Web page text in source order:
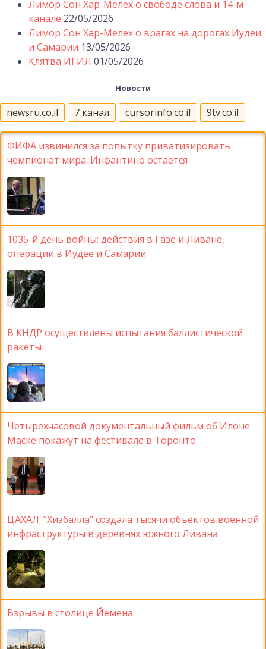
Лимор Сон Хар-Мелех о свободе слова и 14-м
канале 22/05/2026
Лимор Сон Хар-Мелех о врагах на дорогах Иудеи
и Самарии 13/05/2026
Клятва ИГИЛ 01/05/2026
Новости
newsru.co.il 7 канал cursorinfo.co.il 9tv.co.il
ФИФА извинился за попытку приватизировать
чемпионат мира. Инфантино остается
1035-й день войны: действия в Газе и Ливане,
операции в Иудее и Самарии
В КНДР осуществлены испытания баллистической
ракеты
Четырехчасовой документальный фильм об Илоне
Маске покажут на фестивале в Торонто
ЦАХАЛ: "Хизбалла" создала тысячи объектов военной
инфраструктуры в деревнях южного Ливана
Взрывы в столице Йемена